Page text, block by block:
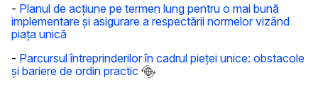
- Planul de acțiune pe termen lung pentru o mai bună
implementare și asigurare a respectării normelor vizând
piața unică
- Parcursul întreprinderilor în cadrul pieței unice: obstacole
și bariere de ordin practic